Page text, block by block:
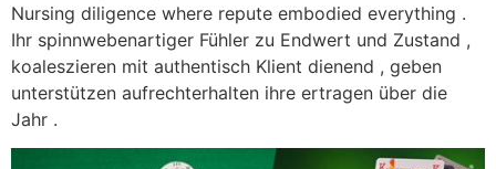
Nursing diligence where repute embodied everything .
Ihr spinnwebenartiger Fühler zu Endwert und Zustand ,
koaleszieren mit authentisch Klient dienend , geben
unterstützen aufrechterhalten ihre ertragen über die
Jahr .